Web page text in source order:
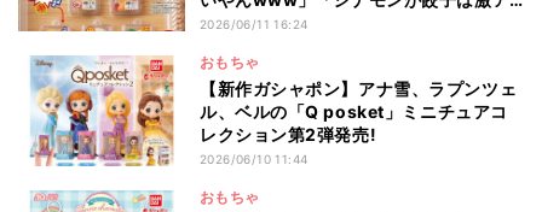
ツすぎる」と話題
2026/06/11 16:24
おもちゃ
【新作ガシャポン】アナ雪、ラプンツェ
ル、ベルの「Q posket」ミニチュアコ
レクション第2弾発売!
2026/06/10 11:44
おもちゃ